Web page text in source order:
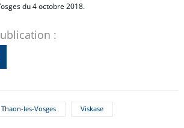
du 4 octobre 2018.
:
Thaon-les-Vosges Viskase